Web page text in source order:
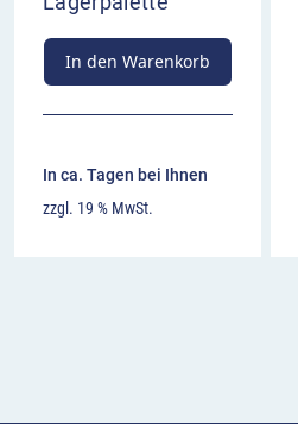
In den Warenkorb
In ca. Tagen bei Ihnen
zzgl. 19 % MwSt.